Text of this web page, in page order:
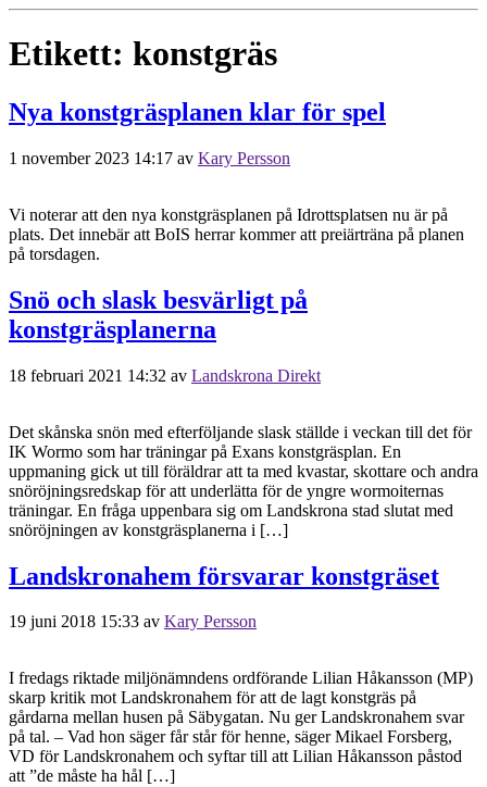
Etikett: konstgräs
Nya konstgräsplanen klar för spel
1 november 2023 14:17 av Kary Persson
Vi noterar att den nya konstgräsplanen på Idrottsplatsen nu är på
plats. Det innebär att BoIS herrar kommer att preiärträna på planen
på torsdagen.
Snö och slask besvärligt på
konstgräsplanerna
18 februari 2021 14:32 av Landskrona Direkt
Det skånska snön med efterföljande slask ställde i veckan till det för
IK Wormo som har träningar på Exans konstgräsplan. En
uppmaning gick ut till föräldrar att ta med kvastar, skottare och andra
snöröjningsredskap för att underlätta för de yngre wormoiternas
träningar. En fråga uppenbara sig om Landskrona stad slutat med
snöröjningen av konstgräsplanerna i […]
Landskronahem försvarar konstgräset
19 juni 2018 15:33 av Kary Persson
I fredags riktade miljönämndens ordförande Lilian Håkansson (MP)
skarp kritik mot Landskronahem för att de lagt konstgräs på
gårdarna mellan husen på Säbygatan. Nu ger Landskronahem svar
på tal. – Vad hon säger får står för henne, säger Mikael Forsberg,
VD för Landskronahem och syftar till att Lilian Håkansson påstod
att ”de måste ha hål […]